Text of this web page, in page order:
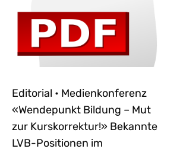
Editorial • Medienkonferenz
«Wendepunkt Bildung – Mut
zur Kurskorrektur!» Bekannte
LVB-Positionen im